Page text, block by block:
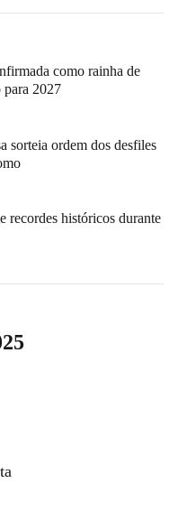
como rainha de
para 2027
sorteia ordem dos desfiles
recordes históricos durante